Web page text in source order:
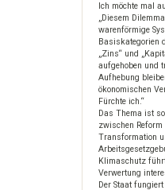
Ich möchte mal
„Diesem
warenförmige
Basiskategorien
„Zins“ und
aufgehoben und
Aufhebung
ökonomischen
Fürchte ich.“
Das Thema ist
zwischen
Transformation
Klimaschutz
Verwertung
Der Staat